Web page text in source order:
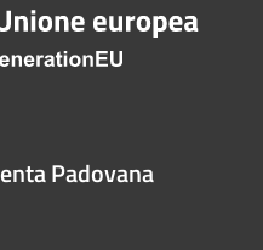
Padovana